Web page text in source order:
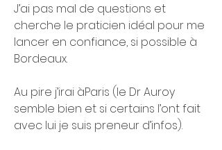
J’ai pas mal de questions et
cherche le praticien idéal pour me
lancer en confiance, si possible à
Bordeaux.
Au pire j’irai àParis (le Dr Auroy
semble bien et si certains l’ont fait
avec lui je suis preneur d’infos).